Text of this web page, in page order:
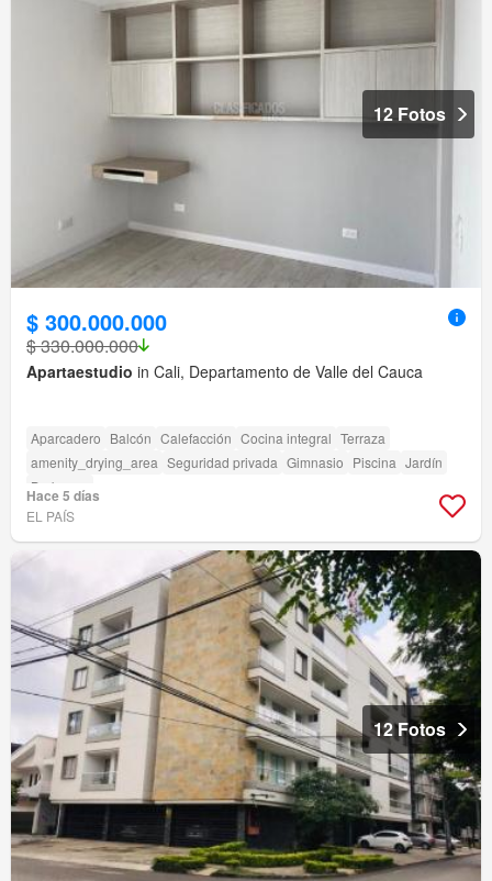
12 Fotos
$ 300.000.000
$ 330.000.000
Apartaestudio in Cali, Departamento de Valle del Cauca
Aparcadero Balcón Calefacción Cocina integral Terraza
amenity_drying_area Seguridad privada Gimnasio Piscina Jardín
Barbecue
Hace 5 días
EL PAÍS
12 Fotos